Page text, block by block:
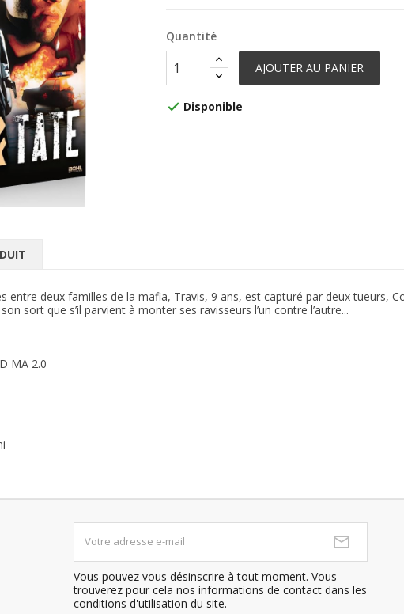
Quantité
AJOUTER AU PANIER
 Disponible
entre deux familles de la mafia, Travis, 9 ans, est capturé par deux tueurs,
sort que s’il parvient à monter ses ravisseurs l’un contre l’autre...
MA 2.0
Vous pouvez vous désinscrire à tout moment. Vous
trouverez pour cela nos informations de contact dans les
conditions d'utilisation du site.